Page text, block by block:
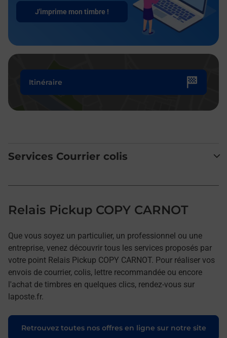
J'imprime mon timbre !
Itinéraire
Services Courrier colis
Relais Pickup COPY CARNOT
Que vous soyez un particulier, un professionnel ou une
entreprise, venez découvrir tous les services proposés par
votre point Relais Pickup COPY CARNOT. Pour réaliser vos
envois de courrier, colis, lettre recommandée ou encore
l'achat de timbres en quelques clics, rendez-vous sur
laposte.fr.
Retrouvez toutes nos offres en ligne sur notre site